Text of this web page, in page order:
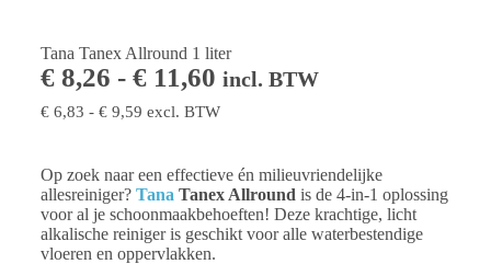
Tana Tanex Allround 1 liter
€8,26 - €11,60 incl. BTW
€6,83 - €9,59 excl. BTW
Op zoek naar een effectieve én milieuvriendelijke
allesreiniger? Tana Tanex Allround is de 4-in-1 oplossing
voor al je schoonmaakbehoeften! Deze krachtige, licht
alkalische reiniger is geschikt voor alle waterbestendige
vloeren en oppervlakken.